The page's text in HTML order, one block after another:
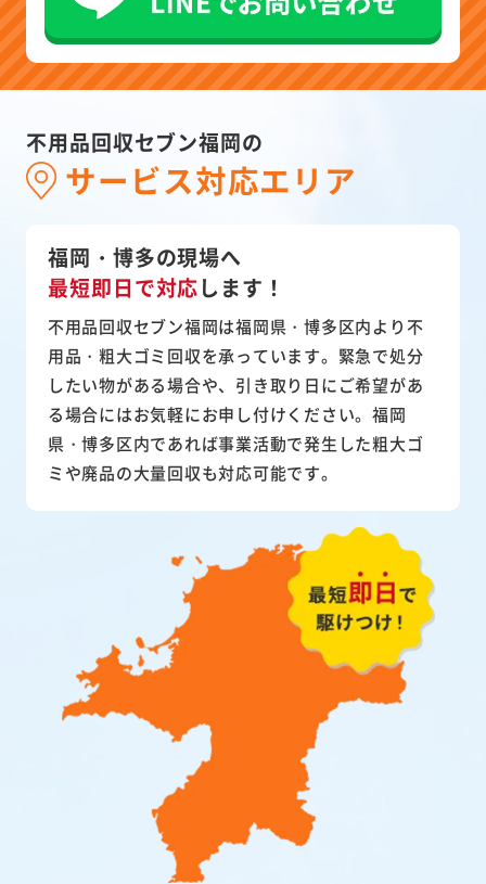
不用品回収セブン福岡の
サービス対応エリア
福岡・博多の現場へ
最短即日で対応します！
不用品回収セブン福岡は福岡県・博多区内より不
用品・粗大ゴミ回収を承っています。緊急で処分
したい物がある場合や、引き取り日にご希望があ
る場合にはお気軽にお申し付けください。福岡
県・博多区内であれば事業活動で発生した粗大ゴ
ミや廃品の大量回収も対応可能です。